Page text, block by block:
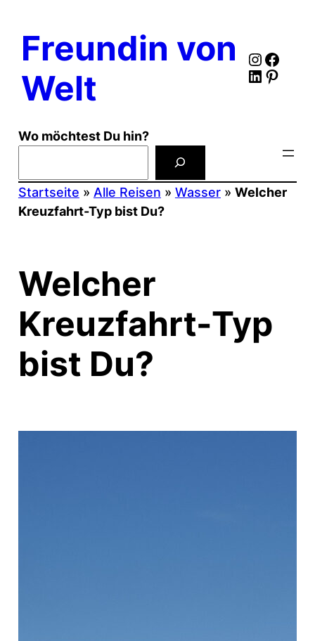
Inhalt
springen
Freundin von
Welt
LinkedIn
Wo möchtest Du hin?
Startseite » Alle Reisen » Wasser» Welcher
Kreuzfahrt-Typ bist Du?
Welcher
Kreuzfahrt-Typ
bist Du?